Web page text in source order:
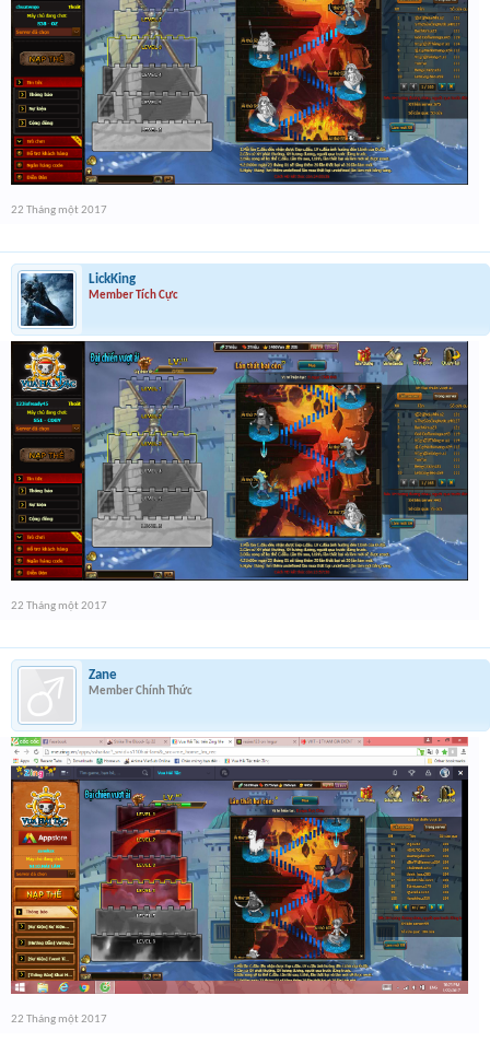
22 Tháng một 2017
LickKing
Member Tích Cực
22 Tháng một 2017
Zane
Member Chính Thức
22 Tháng một 2017